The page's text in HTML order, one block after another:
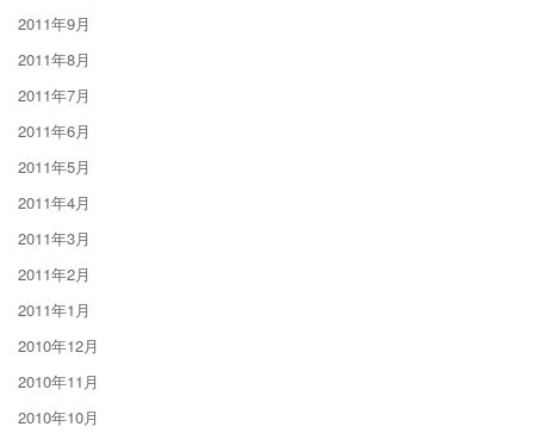
2011年9月
2011年8月
2011年7月
2011年6月
2011年5月
2011年4月
2011年3月
2011年2月
2011年1月
2010年12月
2010年11月
2010年10月